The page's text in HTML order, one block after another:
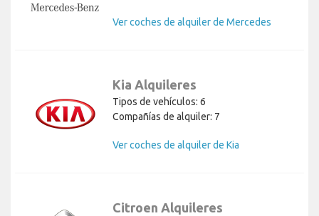
Ver coches de alquiler de Mercedes
Kia Alquileres
Tipos de vehículos: 6
Compañías de alquiler: 7
Ver coches de alquiler de Kia
Citroen Alquileres